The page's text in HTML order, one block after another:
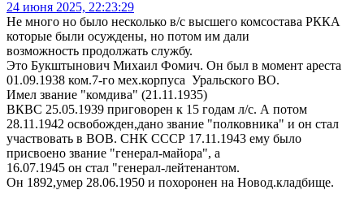
24 июня 2025, 22:23:29
Не много но было несколько в/с высшего комсостава РККА
которые были осуждены, но потом им дали
возможность продолжать службу.
Это Букштынович Михаил Фомич. Он был в момент ареста
01.09.1938 ком.7-го мех.корпуса Уральского ВО.
Имел звание "комдива" (21.11.1935)
ВКВС 25.05.1939 приговорен к 15 годам л/с. А потом
28.11.1942 освобожден,дано звание "полковника" и он стал
участвовать в ВОВ. СНК СССР 17.11.1943 ему было
присвоено звание "генерал-майора", а
16.07.1945 он стал "генерал-лейтенантом.
Он 1892,умер 28.06.1950 и похоронен на Новод.кладбище.